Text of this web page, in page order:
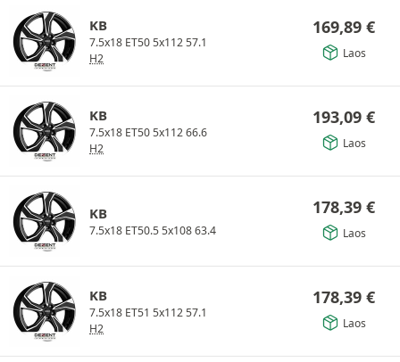
KB
7.5x18 ET50 5x112 57.1
H2
169,89 €
Laos
KB
7.5x18 ET50 5x112 66.6
H2
193,09 €
Laos
KB
7.5x18 ET50.5 5x108 63.4
178,39 €
Laos
KB
7.5x18 ET51 5x112 57.1
H2
178,39 €
Laos